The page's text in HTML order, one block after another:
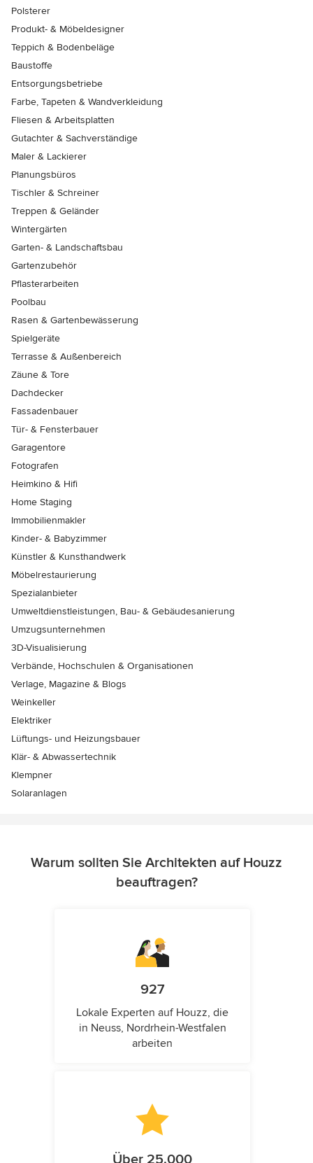
Polsterer
Produkt- & Möbeldesigner
Teppich & Bodenbeläge
Baustoffe
Entsorgungsbetriebe
Farbe, Tapeten & Wandverkleidung
Fliesen & Arbeitsplatten
Gutachter & Sachverständige
Maler & Lackierer
Planungsbüros
Tischler & Schreiner
Treppen & Geländer
Wintergärten
Garten- & Landschaftsbau
Gartenzubehör
Pflasterarbeiten
Poolbau
Rasen & Gartenbewässerung
Spielgeräte
Terrasse & Außenbereich
Zäune & Tore
Dachdecker
Fassadenbauer
Tür- & Fensterbauer
Garagentore
Fotografen
Heimkino & Hifi
Home Staging
Immobilienmakler
Kinder- & Babyzimmer
Künstler & Kunsthandwerk
Möbelrestaurierung
Spezialanbieter
Umweltdienstleistungen, Bau- & Gebäudesanierung
Umzugsunternehmen
3D-Visualisierung
Verbände, Hochschulen & Organisationen
Verlage, Magazine & Blogs
Weinkeller
Elektriker
Lüftungs- und Heizungsbauer
Klär- & Abwassertechnik
Klempner
Solaranlagen
Warum sollten Sie Architekten auf Houzz
beauftragen?
927
Lokale Experten auf Houzz, die
in Neuss, Nordrhein-Westfalen
arbeiten